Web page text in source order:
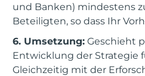
und Banken) mindestens
Beteiligten, so dass Ihr
6. Umsetzung: Geschieht
Entwicklung der Strategie
Gleichzeitig mit der